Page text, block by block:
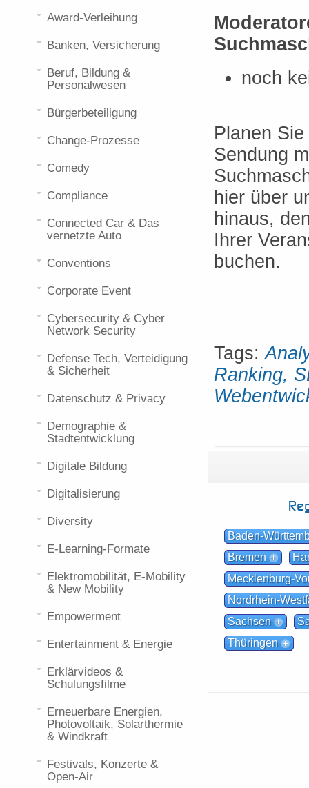
noch
Planen
Sendung
hier über
hinaus,
Ihrer
buchen.
Tags:
Ranking,
Baden-
Bremen
Mecklenburg-
Nordrhein-
Sachsen
Thüringen
Award-Verleihung
Banken, Versicherung
Beruf, Bildung &
Personalwesen
Bürgerbeteiligung
Change-Prozesse
Comedy
Compliance
Connected Car & Das
vernetzte Auto
Conventions
Corporate Event
Cybersecurity & Cyber
Network Security
Defense Tech, Verteidigung
& Sicherheit
Datenschutz & Privacy
Demographie &
Stadtentwicklung
Digitale Bildung
Digitalisierung
Diversity
E-Learning-Formate
Elektromobilität, E-Mobility
& New Mobility
Empowerment
Entertainment & Energie
Erklärvideos &
Schulungsfilme
Erneuerbare Energien,
Photovoltaik, Solarthermie
& Windkraft
Festivals, Konzerte &
Open-Air